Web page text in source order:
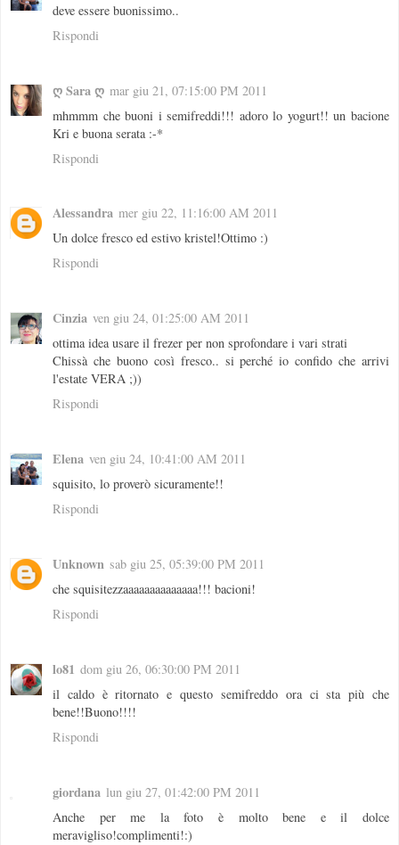
deve essere buonissimo..
Rispondi
ღ Sara ღ mar giu 21, 07:15:00 PM 2011
mhmmm che buoni i semifreddi!!! adoro lo yogurt!! un bacione
Kri e buona serata :-*
Rispondi
Alessandra mer giu 22, 11:16:00 AM 2011
Un dolce fresco ed estivo kristel!Ottimo :)
Rispondi
Cinzia ven giu 24, 01:25:00 AM 2011
ottima idea usare il frezer per non sprofondare i vari strati
Chissà che buono così fresco.. si perché io confido che arrivi
l'estate VERA ;))
Rispondi
Elena ven giu 24, 10:41:00 AM 2011
squisito, lo proverò sicuramente!!
Rispondi
Unknown sab giu 25, 05:39:00 PM 2011
che squisitezzaaaaaaaaaaaaaa!!! bacioni!
Rispondi
lo81 dom giu 26, 06:30:00 PM 2011
il caldo è ritornato e questo semifreddo ora ci sta più che
bene!!Buono!!!!
Rispondi
giordana lun giu 27, 01:42:00 PM 2011
Anche per me la foto è molto bene e il dolce
meravigliso!complimenti!:)